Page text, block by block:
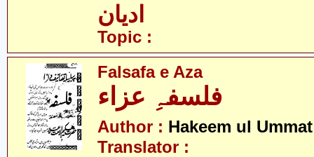
ادیان
Topic :
Falsafa e Aza
فلسفہِ عزاء
Author : Hakeem ul Ummat
Translator :